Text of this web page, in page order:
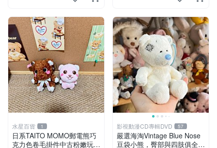
水星百貨 1
日系TAITO MOMO郵電熊巧
克力色卷毛掛件中古粉嫩玩偶
影視動漫CD專輯DVD 57
嚴選海淘Vintage Blue Nose
豆袋小熊，臀部與四肢俱全，